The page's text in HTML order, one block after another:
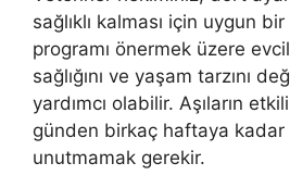
sağlıklı kalması için uygun
programı önermek üzere evcil
sağlığını ve yaşam tarzını
yardımcı olabilir. Aşıların
günden birkaç haftaya
unutmamak gerekir.